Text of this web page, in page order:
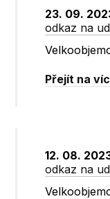
23. 09.
odkaz na
Přejít na
12. 08.
odkaz na